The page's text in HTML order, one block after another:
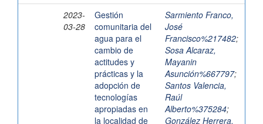
2023-
03-28
Gestión
comunitaria del
agua para el
cambio de
actitudes y
prácticas y la
adopción de
tecnologías
apropiadas en
la localidad de
Sarmiento Franco,
José
Francisco%217482;
Sosa Alcaraz,
Mayanin
Asunción%667797;
Santos Valencia,
Raúl
Alberto%375284;
González Herrera,